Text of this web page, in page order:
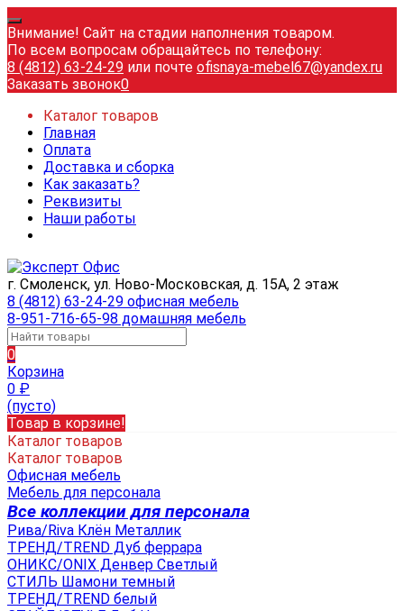
Внимание! Сайт на стадии наполнения товаром.
По всем вопросам обращайтесь по телефону:
8 (4812) 63-24-29 или почте ofisnaya-mebel67@yandex.ru
Заказать звонок0
Каталог товаров
Главная
Оплата
Доставка и сборка
Как заказать?
Реквизиты
Наши работы
г. Смоленск, ул. Ново-Московская, д. 15А, 2 этаж
8 (4812) 63-24-29 офисная мебель
8-951-716-65-98 домашняя мебель
0
Корзина
0 ₽
(пусто)
Товар в корзине!
Каталог товаров
Каталог товаров
Офисная мебель
Мебель для персонала
Все коллекции для персонала
Рива/Riva Клён Металлик
ТРЕНД/TREND Дуб феррара
ОНИКС/ONIX Денвер Светлый
СТИЛЬ Шамони темный
ТРЕНД/TREND белый